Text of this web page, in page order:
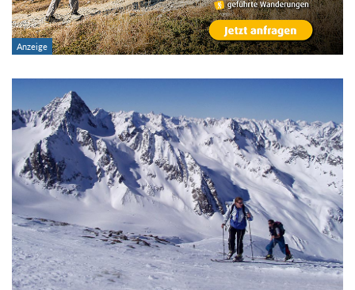
Art der Tour:
Schwierigkeitsgrad:
von
bis
Kondition (Tourdauer):
von
bis
Suchbegriff: